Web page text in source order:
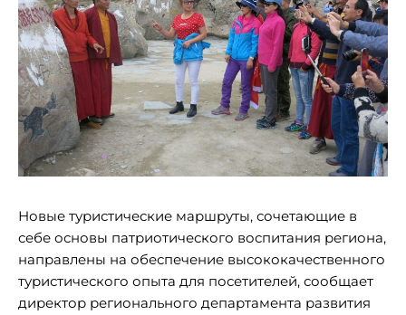
Новые туристические маршруты, сочетающие в
себе основы патриотического воспитания региона,
направлены на обеспечение высококачественного
туристического опыта для посетителей, сообщает
директор регионального департамента развития